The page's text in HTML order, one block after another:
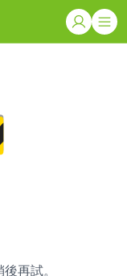
再試。